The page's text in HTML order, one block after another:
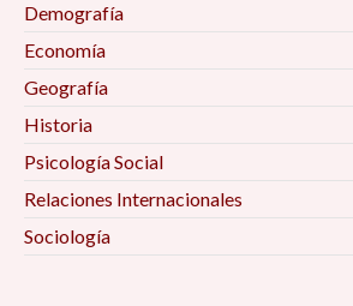
Demografía
Economía
Geografía
Historia
Psicología Social
Relaciones Internacionales
Sociología